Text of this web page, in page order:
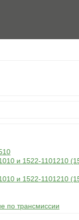
и 1522-1101210
и 1522-1101210
по трансмиссии